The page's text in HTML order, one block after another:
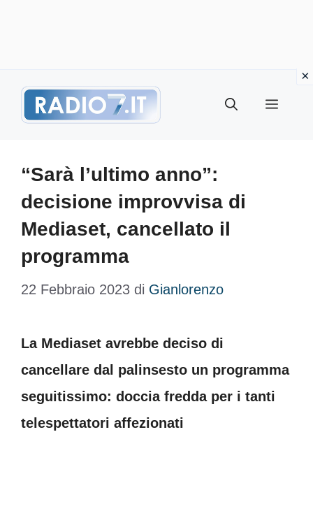
Menu
“Sarà l’ultimo anno”:
decisione improvvisa di
Mediaset, cancellato il
programma
22 Febbraio 2023 di Gianlorenzo
La Mediaset avrebbe deciso di
cancellare dal palinsesto un programma
seguitissimo: doccia fredda per i tanti
telespettatori affezionati